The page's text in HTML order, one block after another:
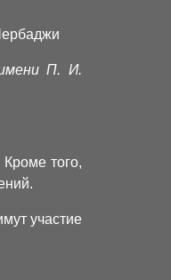
П. И.
того,
участие